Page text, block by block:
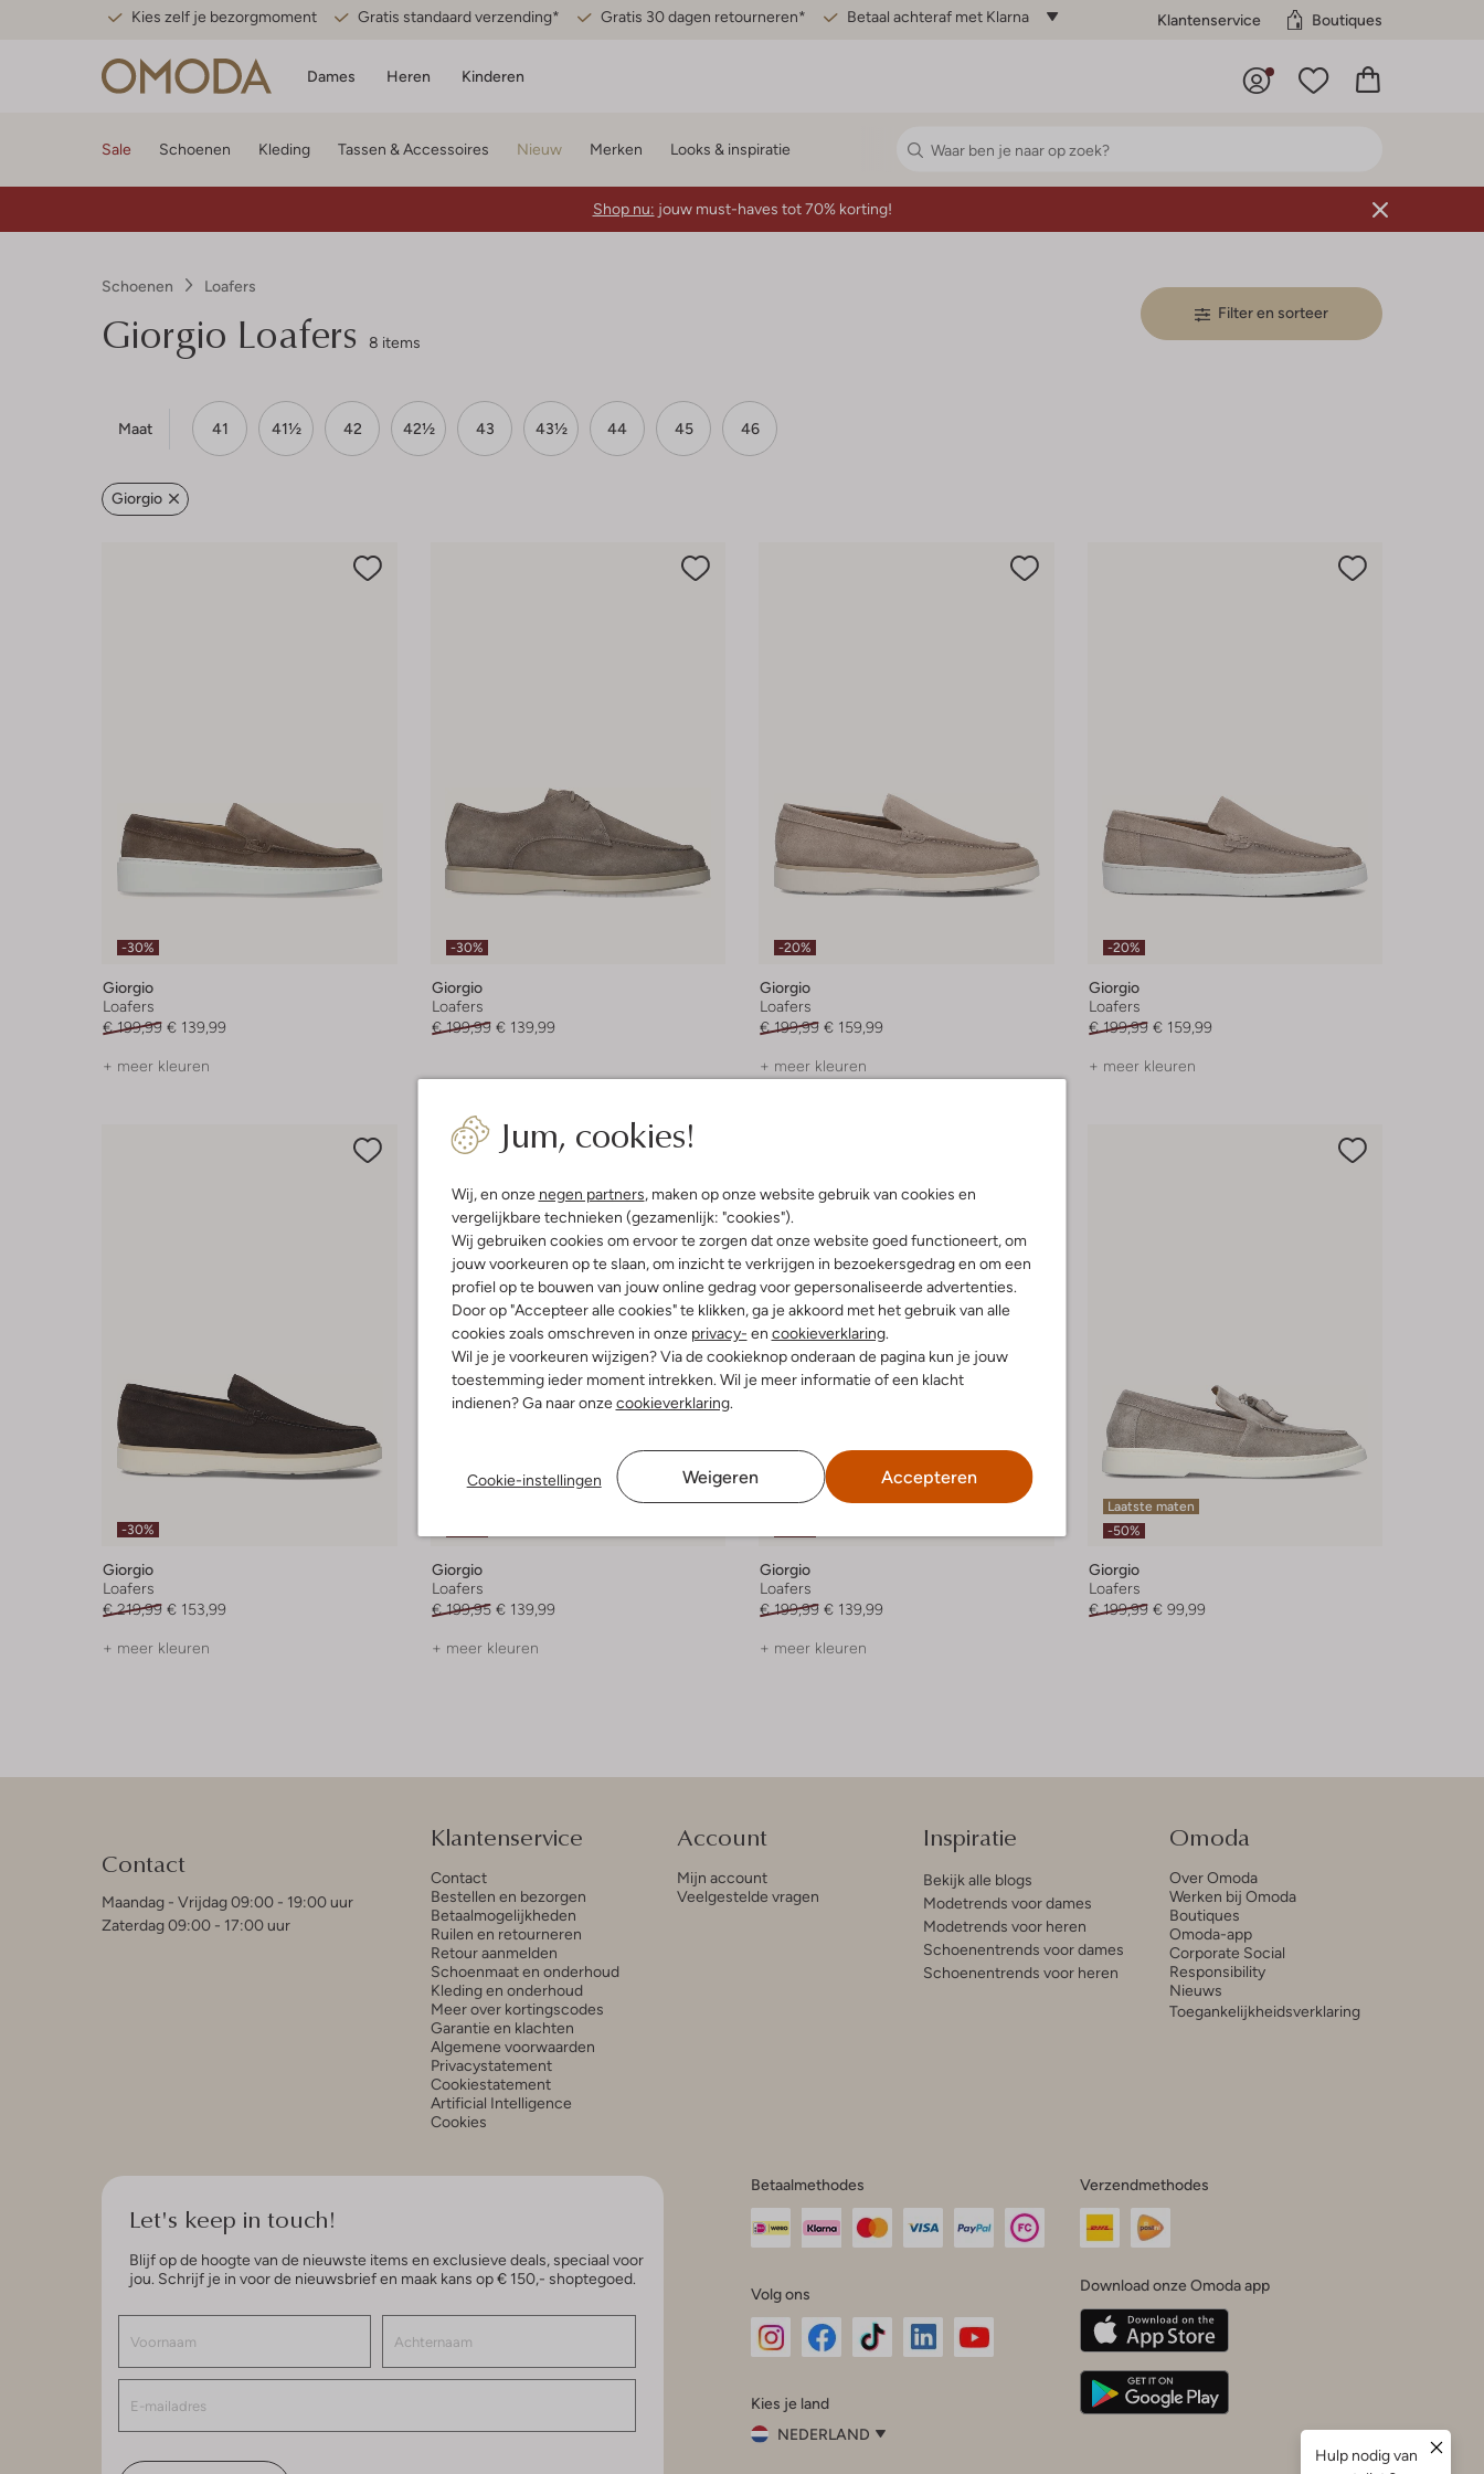
Kies zelf je bezorgmoment Gratis standaard verzending* Gratis 30 dagen retourneren* Betaal achteraf met Klarna Klantenservice Boutiques
Dames Heren Kinderen
Jum, cookies!
Wij, en onze negen partners, maken op onze website gebruik van cookies en
vergelijkbare technieken (gezamenlijk: "cookies").
Wij gebruiken cookies om ervoor te zorgen dat onze website goed functioneert, om
jouw voorkeuren op te slaan, om inzicht te verkrijgen in bezoekersgedrag en om een
profiel op te bouwen van jouw online gedrag voor gepersonaliseerde advertenties.
Door op "Accepteer alle cookies" te klikken, ga je akkoord met het gebruik van alle
cookies zoals omschreven in onze privacy- en cookieverklaring.
Wil je je voorkeuren wijzigen? Via de cookieknop onderaan de pagina kun je jouw
toestemming ieder moment intrekken. Wil je meer informatie of een klacht
indienen? Ga naar onzecookieverklaring.
Cookie-instellingen Weigeren Accepteren
Sale Schoenen Kleding Tassen & Accessoires Nieuw Merken Looks & inspiratie
Shop nu: jouw must-haves tot 70% korting!
Schoenen Loafers
Giorgio Loafers 8 items
Filter en sorteer
Maat 41 41½ 42 42½ 43 43½ 44 45 46
Giorgio
-30%
Giorgio
Loafers
€ 199,99 € 139,99
+ meer kleuren
-30%
Giorgio
Loafers
€ 199,99 € 139,99
-20%
Giorgio
Loafers
€ 199,99 € 159,99
+ meer kleuren
-20%
Giorgio
Loafers
€ 199,99 € 159,99
+ meer kleuren
-30%
Giorgio
Loafers
€ 219,99 € 153,99
+ meer kleuren
Giorgio
Loafers
€ 199,95 € 139,99
+ meer kleuren
Giorgio
Loafers
€ 199,99 € 139,99
+ meer kleuren
Laatste maten
-50%
Giorgio
Loafers
€ 199,99 € 99,99
Contact
Maandag - Vrijdag 09:00 - 19:00 uur
Zaterdag 09:00 - 17:00 uur
Klantenservice
Contact
Bestellen en bezorgen
Betaalmogelijkheden
Ruilen en retourneren
Retour aanmelden
Schoenmaat en onderhoud
Kleding en onderhoud
Meer over kortingscodes
Garantie en klachten
Algemene voorwaarden
Privacystatement
Cookiestatement
Artificial Intelligence
Cookies
Account
Mijn account
Veelgestelde vragen
Inspiratie
Bekijk alle blogs
Modetrends voor dames
Modetrends voor heren
Schoenentrends voor dames
Schoenentrends voor heren
Omoda
Over Omoda
Werken bij Omoda
Boutiques
Omoda-app
Corporate Social
Responsibility
Nieuws
Toegankelijkheidsverklaring
Let's keep in touch!
Blijf op de hoogte van de nieuwste items en exclusieve deals, speciaal voor
jou. Schrijf je in voor de nieuwsbrief en maak kans op € 150,- shoptegoed.
Betaalmethodes
Volg ons
InstagramFacebook
Kies je land
NEDERLAND
Verzendmethodes
Download onze Omoda app